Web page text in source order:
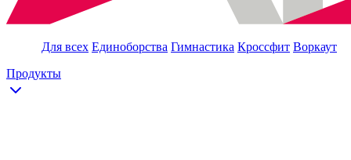
Для всех Единоборства Гимнастика Кроссфит Воркаут
Продукты